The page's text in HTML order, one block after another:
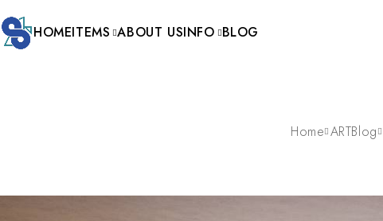
HOMEITEMS ABOUT USINFO BLOG
Home ARTBlog